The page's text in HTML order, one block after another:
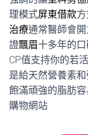
理模式屏東借款
治療通常醫師會
證飄眉十多年的
CP值支持你的若
是給天然營養素
飽滿頑強的脂肪
購物網站